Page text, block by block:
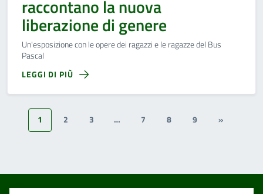
raccontano la nuova
liberazione di genere
Un'esposizione con le opere dei ragazzi e le ragazze del Bus
Pascal
LEGGI DI PIÙ
1 2 3 … 7 8 9 »